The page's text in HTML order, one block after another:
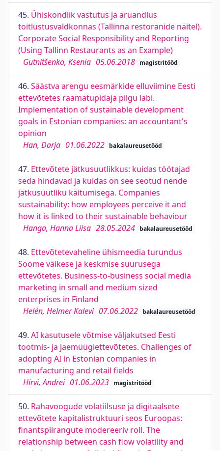
45. Ühiskondlik vastutus ja aruandlus
toitlustusvaldkonnas (Tallinna restoranide näitel).
Corporate Social Responsibility and Reporting
(Using Tallinn Restaurants as an Example)
Gutnitšenko, Ksenia 05.06.2018 magistritööd
46. Säästva arengu eesmärkide elluviimine Eesti
ettevõtetes raamatupidaja pilgu läbi.
Implementation of sustainable development
goals in Estonian companies: an accountant's
opinion
Han, Darja 01.06.2022 bakalaureusetööd
47. Ettevõtete jätkusuutlikkus: kuidas töötajad
seda hindavad ja kuidas on see seotud nende
jätkusuutliku käitumisega. Companies
sustainability: how employees perceive it and
how it is linked to their sustainable behaviour
Hanga, Hanna Liisa 28.05.2024 bakalaureusetööd
48. Ettevõtetevaheline ühismeedia turundus
Soome väikese ja keskmise suurusega
ettevõtetes. Business-to-business social media
marketing in small and medium sized
enterprises in Finland
Helén, Helmer Kalevi 07.06.2022 bakalaureusetööd
49. AI kasutusele võtmise väljakutsed Eesti
tootmis- ja jaemüügiettevõtetes. Challenges of
adopting AI in Estonian companies in
manufacturing and retail fields
Hirvi, Andrei 01.06.2023 magistritööd
50. Rahavoogude volatiilsuse ja digitaalsete
ettevõtete kapitalistruktuuri seos Euroopas:
finantspiirangute modereeriv roll. The
relationship between cash flow volatility and